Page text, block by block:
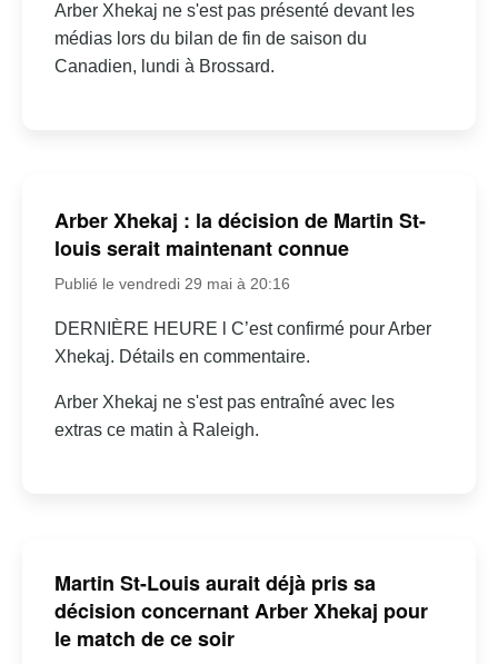
Arber Xhekaj ne s'est pas présenté devant les
médias lors du bilan de fin de saison du
Canadien, lundi à Brossard.
Arber Xhekaj : la décision de Martin St-
louis serait maintenant connue
Publié le vendredi 29 mai à 20:16
DERNIÈRE HEURE l C’est confirmé pour Arber
Xhekaj. Détails en commentaire.
Arber Xhekaj ne s'est pas entraîné avec les
extras ce matin à Raleigh.
Martin St-Louis aurait déjà pris sa
décision concernant Arber Xhekaj pour
le match de ce soir